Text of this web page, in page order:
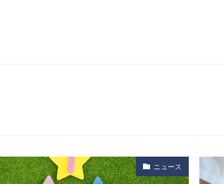
ニュース